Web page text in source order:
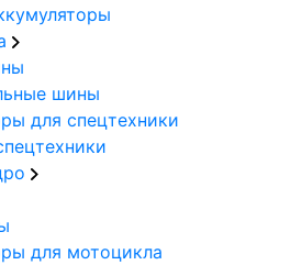
шины
для спецтехники
для мотоцикла